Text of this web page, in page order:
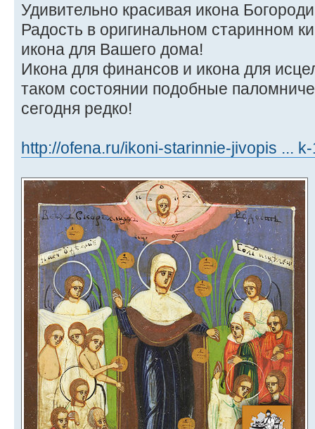
Удивительно красивая икона
Радость в оригинальном старинном
икона для Вашего дома!
Икона для финансов и икона для
таком состоянии подобные
сегодня редко!
http://ofena.ru/ikoni-starinnie-jivopis ...